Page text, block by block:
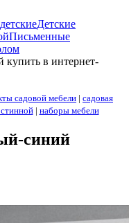
Детские
Письменные
купить в интернет-
садовой мебели | садовая
| наборы мебели
синий